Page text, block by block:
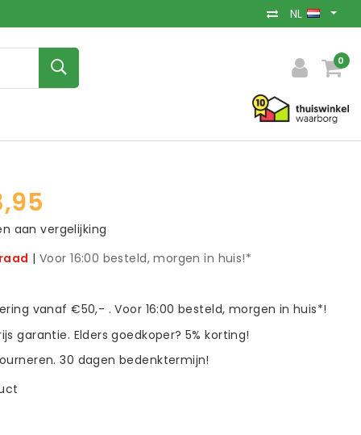
NL
0
aan vergelijking
| Voor 16:00 besteld, morgen in huis!*
vanaf €50,- . Voor 16:00 besteld, morgen in huis*!
garantie. Elders goedkoper? 5% korting!
30 dagen bedenktermijn!